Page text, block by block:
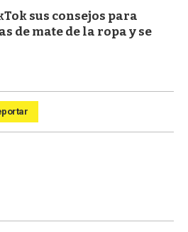
sus consejos para
de mate de la ropa y se